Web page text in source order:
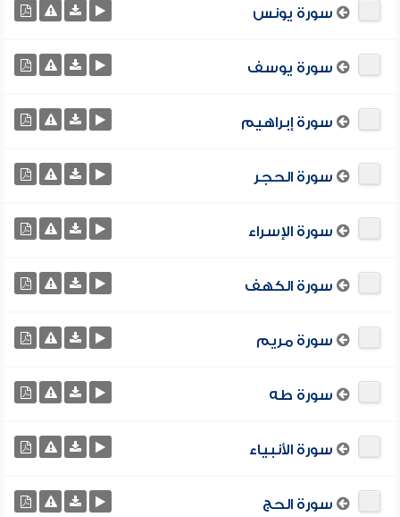
سورة يونس
سورة يوسف
سورة إبراهيم
سورة الحجر
سورة الإسراء
سورة الكهف
سورة مريم
سورة طه
سورة الأنبياء
سورة الحج